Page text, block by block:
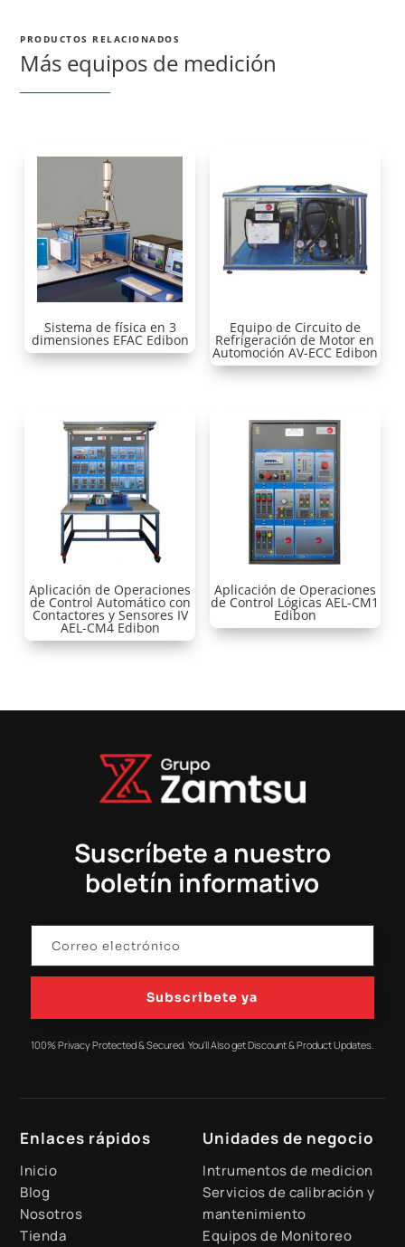
PRODUCTOS RELACIONADOS
Más equipos de medición
Sistema de física en 3
dimensiones EFAC Edibon
Equipo de Circuito de
Refrigeración de Motor en
Automoción AV-ECC Edibon
Aplicación de Operaciones
de Control Automático con
Contactores y Sensores IV
AEL-CM4 Edibon
Aplicación de Operaciones
de Control Lógicas AEL-CM1
Edibon
Suscríbete a nuestro
boletín informativo
Subscribete ya
100% Privacy Protected & Secured. You'll Also get Discount & Product Updates.
Enlaces rápidos
Inicio
Blog
Nosotros
Tienda
Unidades de negocio
Intrumentos de medicion
Servicios de calibración y
mantenimiento
Equipos de Monitoreo